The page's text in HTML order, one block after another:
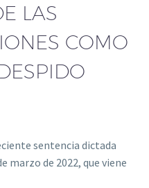
LAS
COMO
sentencia dictada
marzo de 2022, que viene